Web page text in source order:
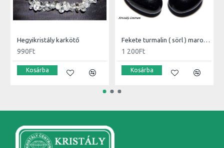
Hegyikristály karkötő
990Ft
Kosárba
Fekete turmalin ( sörl ) marokkő
1 200Ft
Kosárba